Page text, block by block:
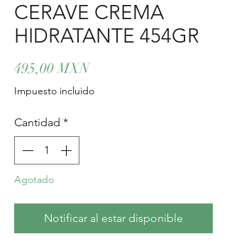
CERAVE CREMA
HIDRATANTE 454GR
495,00 MXNPrecio
Impuesto incluido
Cantidad *
Agotado
Notificar al estar disponible